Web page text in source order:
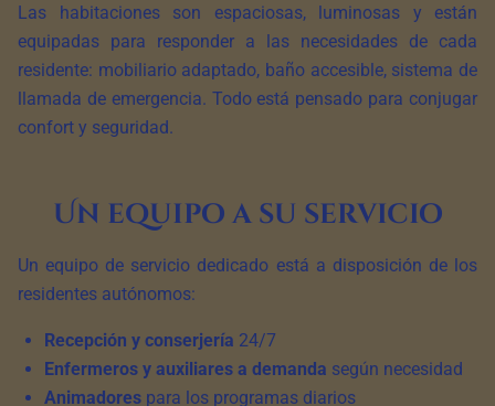
Las habitaciones son espaciosas, luminosas y están
equipadas para responder a las necesidades de cada
residente: mobiliario adaptado, baño accesible, sistema de
llamada de emergencia. Todo está pensado para conjugar
confort y seguridad.
Un equipo a su servicio
Un equipo de servicio dedicado está a disposición de los
residentes autónomos:
Recepción y conserjería 24/7
Enfermeros y auxiliares a demanda según necesidad
Animadores para los programas diarios